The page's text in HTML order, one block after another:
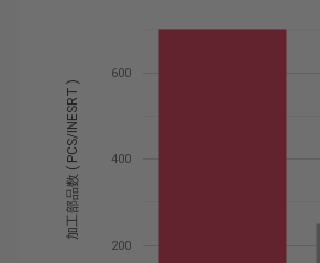
200
400
600
加工部品数 ( PCS/INESRT )